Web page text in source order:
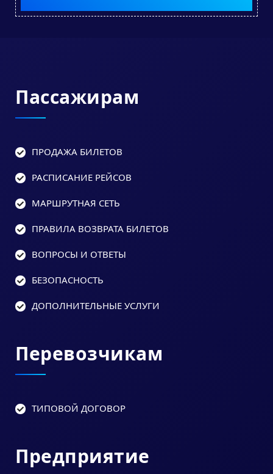
Пассажирам
ПРОДАЖА БИЛЕТОВ
РАСПИСАНИЕ РЕЙСОВ
МАРШРУТНАЯ СЕТЬ
ПРАВИЛА ВОЗВРАТА БИЛЕТОВ
ВОПРОСЫ И ОТВЕТЫ
БЕЗОПАСНОСТЬ
ДОПОЛНИТЕЛЬНЫЕ УСЛУГИ
Перевозчикам
ТИПОВОЙ ДОГОВОР
Предприятие